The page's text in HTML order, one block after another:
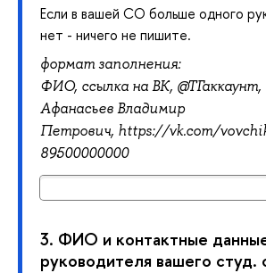
Если в вашей СО больше одного
нет - ничего не пишите.
формат заполнения:
ФИО, ссылка на ВК, @ТГаккаунт,
Афанасьев Владимир
Петрович, https://vk.com/
89500000000
3. ФИО и контактные
руководителя вашего студ.